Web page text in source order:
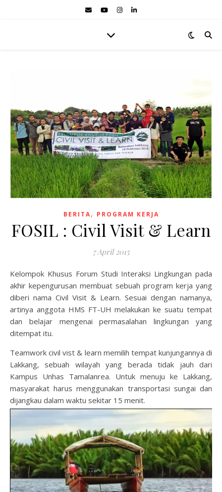
BERITA, PROGRAM KERJA
FOSIL : Civil Visit & Learn
7 April 2015
Kelompok Khusus Forum Studi Interaksi Lingkungan pada
akhir kepengurusan membuat sebuah program kerja yang
diberi nama Civil Visit & Learn. Sesuai dengan namanya,
artinya anggota HMS FT-UH melakukan ke suatu tempat
dan belajar mengenai permasalahan lingkungan yang
ditempat itu.
Teamwork civil vist & learn memilih tempat kunjungannya di
Lakkang, sebuah wilayah yang berada tidak jauh dari
Kampus Unhas Tamalanrea. Untuk menuju ke Lakkang,
masyarakat harus menggunakan transportasi sungai dan
dijangkau dalam waktu sekitar 15 menit.